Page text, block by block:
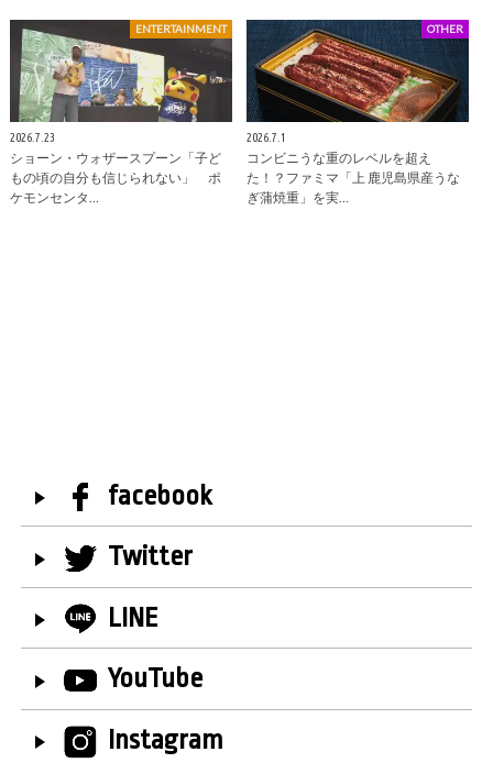
ENTERTAINMENT
2026.7.23
ショーン・ウォザースプーン「子ど
もの頃の自分も信じられない」 ポ
ケモンセンタ…
OTHER
2026.7.1
コンビニうな重のレベルを超え
た！？ファミマ「上 鹿児島県産うな
ぎ蒲焼重」を実…
facebook
Twitter
LINE
YouTube
Instagram